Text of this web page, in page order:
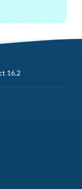
16.2